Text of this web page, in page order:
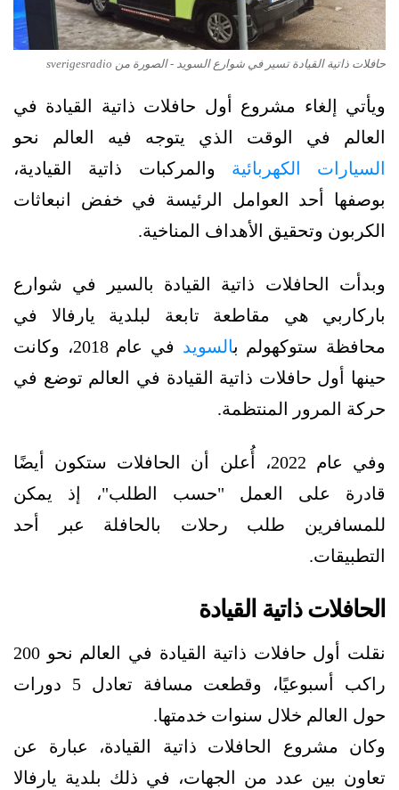
حافلات ذاتية القيادة تسير في شوارع السويد - الصورة من sverigesradio
ويأتي إلغاء مشروع أول حافلات ذاتية القيادة في
العالم في الوقت الذي يتوجه فيه العالم نحو
السيارات الكهربائية والمركبات ذاتية القيادية،
بوصفها أحد العوامل الرئيسة في خفض انبعاثات
الكربون وتحقيق الأهداف المناخية.
وبدأت الحافلات ذاتية القيادة بالسير في شوارع
باركاربي هي مقاطعة تابعة لبلدية يارفالا في
محافظة ستوكهولم بالسويد
في عام 2018، وكانت
حينها أول حافلات ذاتية القيادة في العالم توضع في
حركة المرور المنتظمة.
وفي عام 2022، أُعلن أن الحافلات ستكون أيضًا
قادرة على العمل "حسب الطلب"، إذ يمكن
للمسافرين طلب رحلات بالحافلة عبر أحد
التطبيقات.
الحافلات ذاتية القيادة
نقلت أول حافلات ذاتية القيادة في العالم نحو 200
راكب أسبوعيًا، وقطعت مسافة تعادل 5 دورات
حول العالم خلال سنوات خدمتها.
وكان مشروع الحافلات ذاتية القيادة، عبارة عن
تعاون بين عدد من الجهات، في ذلك بلدية يارفالا